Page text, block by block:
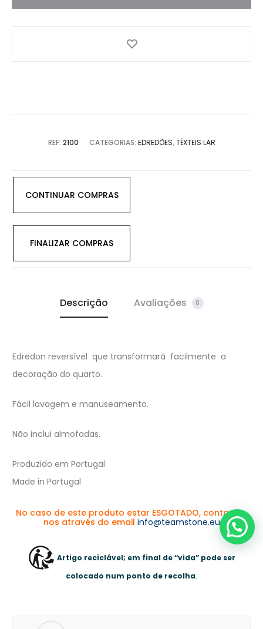
REF: 2100 CATEGORIAS: EDREDÕES, TÊXTEIS LAR
CONTINUAR COMPRAS
FINALIZAR COMPRAS
Descrição Avaliações 0
Edredon reversível que transformará facilmente a
decoração do quarto.
Fácil lavagem e manuseamento.
Não inclui almofadas.
Produzido em Portugal
Made in Portugal
No caso de este produto estar ESGOTADO, contacte-
nos através do email info@teamstone.eu
Artigo reciclável; em final de “vida” pode ser
colocado num ponto de recolha.